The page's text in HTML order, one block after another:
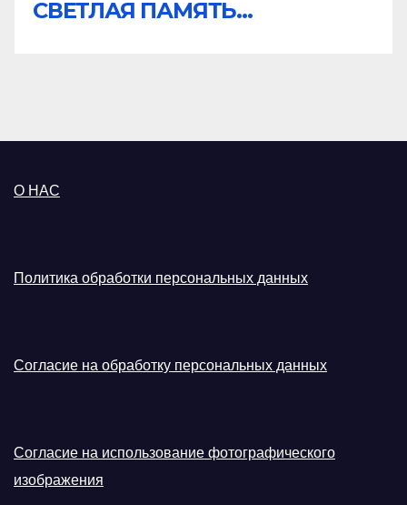
СВЕТЛАЯ ПАМЯТЬ...
О НАС
Политика обработки персональных данных
Согласие на обработку персональных данных
Согласие на использование фотографического
изображения